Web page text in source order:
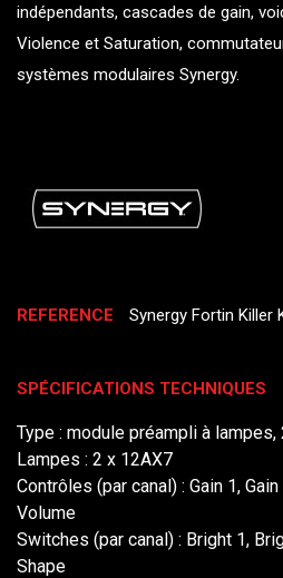
indépendants, cascades de gain,
Violence et Saturation,
systèmes modulaires Synergy.
REFERENCE Synergy Fortin Killer
SPÉCIFICATIONS TECHNIQUES
Type : module préampli à
Lampes : 2 x 12AX7
Contrôles (par canal) : Gain 1,
Volume
Switches (par canal) : Bright 1,
Shape